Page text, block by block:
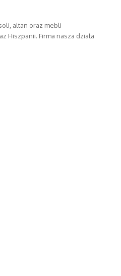
altan oraz mebli
Hiszpanii. Firma nasza działa